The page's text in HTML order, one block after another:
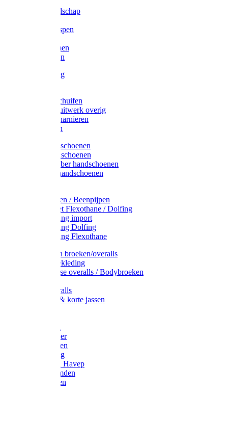
Meetgereedschap
Vijlen / Raspen
Lijmklemmen
Waterpassen
Bouwbeslag
Grendels/schuifen
Hang en sluitwerk overig
Hengen/scharnieren
Scharnieren
Latex handschoenen
Leren handschoenen
PVC / Rubber handschoenen
Katoenen handschoenen
Plukmouwen / Beenpijpen
Reparatieset Flexothane / Dolfing
Regenkleding import
Regenkleding Dolfing
Regenkleding Flexothane
Toebehoren broeken/overalls
Signalisatiekleding
Amerikaanse overalls / Bodybroeken
Kinderoveralls
Stofjassen & korte jassen
Bodywarmer
Werkbroeken
Zaagkleding
Werkjassen Havep
Thermohemden
Overhemden